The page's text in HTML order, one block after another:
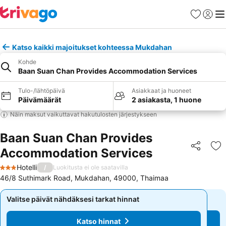
Suosikit
Katso kaikki majoitukset kohteessa Mukdahan
Kohde
Baan Suan Chan Provides Accommodation Services
Tulo-/lähtöpäivä
Päivämäärät
Asiakkaat ja huoneet
2 asiakasta, 1 huone
Näin maksut vaikuttavat hakutulosten järjestykseen
Baan Suan Chan Provides
Accommodation Services
Jaa
3 Tähtiluokitus
Hotelli / Luokitusta ei ole saatavilla
46/8 Suthimark Road, Mukdahan, 49000, Thaimaa
Valitse päivät nähdäksesi tarkat hinnat
Katso hinnat
Valitse päivät nähdäksesi tarkat hinnat
Katso hinnat